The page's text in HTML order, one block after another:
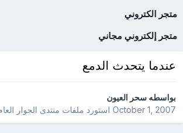
متجر الكتروني
متجر إلكتروني مجاني
عندما يتحدث الدمع
بواسطهسحر العيون
October 1, 2007استورد ملفات منتدى الحوار العام